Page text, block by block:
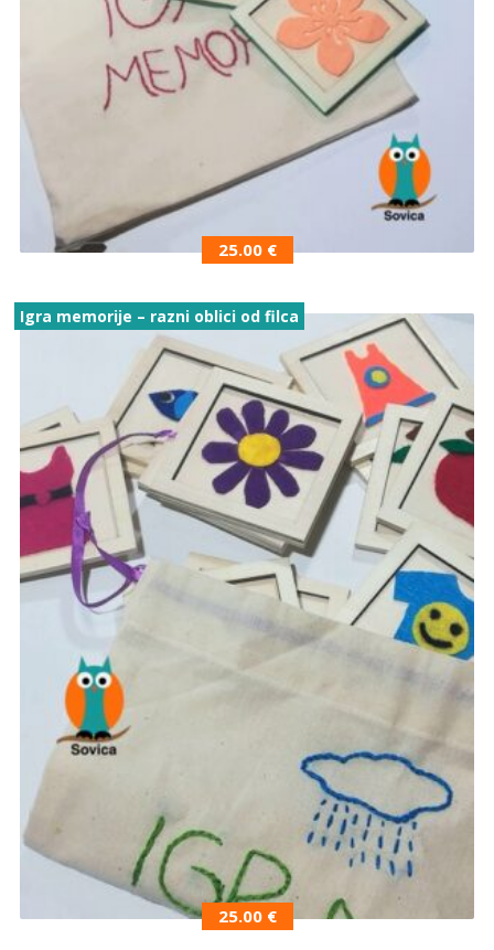
25.00 €
Igra memorije – razni oblici od filca
25.00 €